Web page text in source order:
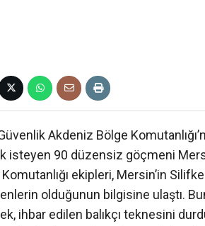
Akdeniz Bölge
isteyen 90 düzensiz göçmeni
ekipleri, Mersin’in
olduğunun bilgisine ulaştı.
ihbar edilen balıkçı teknesini